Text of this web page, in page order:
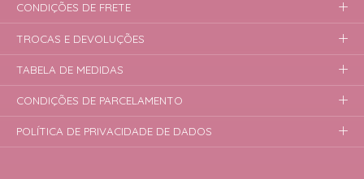
CONDIÇÕES DE FRETE
TROCAS E DEVOLUÇÕES
TABELA DE MEDIDAS
CONDIÇÕES DE PARCELAMENTO
POLÍTICA DE PRIVACIDADE DE DADOS